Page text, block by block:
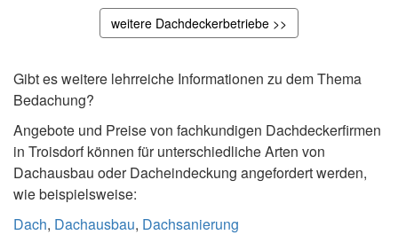
weitere Dachdeckerbetriebe >>
Gibt es weitere lehrreiche Informationen zu dem Thema
Bedachung?
Angebote und Preise von fachkundigen Dachdeckerfirmen
in Troisdorf können für unterschiedliche Arten von
Dachausbau oder Dacheindeckung angefordert werden,
wie beispielsweise:
Dach, Dachausbau, Dachsanierung